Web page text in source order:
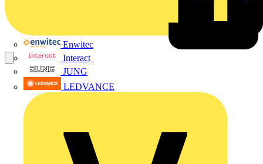
Enwitec
Interact
JUNG
LEDVANCE